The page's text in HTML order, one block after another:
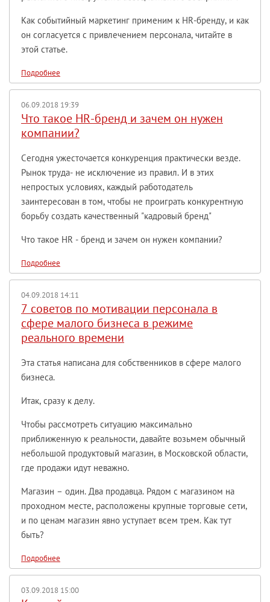
Как событийный маркетинг применим к HR-бренду, и как
он согласуется с привлечением персонала, читайте в
этой статье.
Подробнее
06.09.2018 19:39
Что такое HR-бренд и зачем он нужен
компании?
Сегодня ужесточается конкуренция практически везде.
Рынок труда- не исключение из правил. И в этих
непростых условиях, каждый работодатель
заинтересован в том, чтобы не проиграть конкурентную
борьбу создать качественный "кадровый бренд"
Что такое HR - бренд и зачем он нужен компании?
Подробнее
04.09.2018 14:11
7 советов по мотивации персонала в
сфере малого бизнеса в режиме
реального времени
Эта статья написана для собственников в сфере малого
бизнеса.
Итак, сразу к делу.
Чтобы рассмотреть ситуацию максимально
приближенную к реальности, давайте возьмем обычный
небольшой продуктовый магазин, в Московской области,
где продажи идут неважно.
Магазин – один. Два продавца. Рядом с магазином на
проходном месте, расположены крупные торговые сети,
и по ценам магазин явно уступает всем трем. Как тут
быть?
Подробнее
03.09.2018 15:00